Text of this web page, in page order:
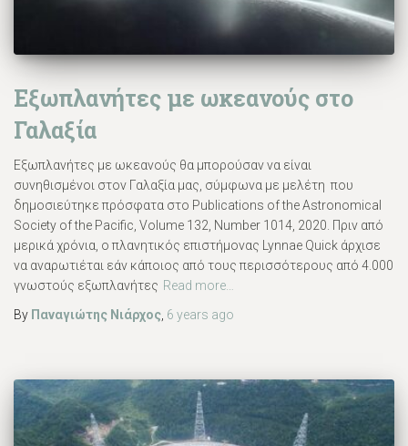
Εξωπλανήτες με ωκεανούς στο
Γαλαξία
Εξωπλανήτες με ωκεανούς θα μπορούσαν να είναι
συνηθισμένοι στον Γαλαξία μας, σύμφωνα με μελέτη που
δημοσιεύτηκε πρόσφατα στο Publications of the Astronomical
Society of the Pacific, Volume 132, Number 1014, 2020. Πριν από
μερικά χρόνια, ο πλανητικός επιστήμονας Lynnae Quick άρχισε
να αναρωτιέται εάν κάποιος από τους περισσότερους από 4.000
γνωστούς εξωπλανήτες Read more…
By Παναγιώτης Νιάρχος 6 years ago